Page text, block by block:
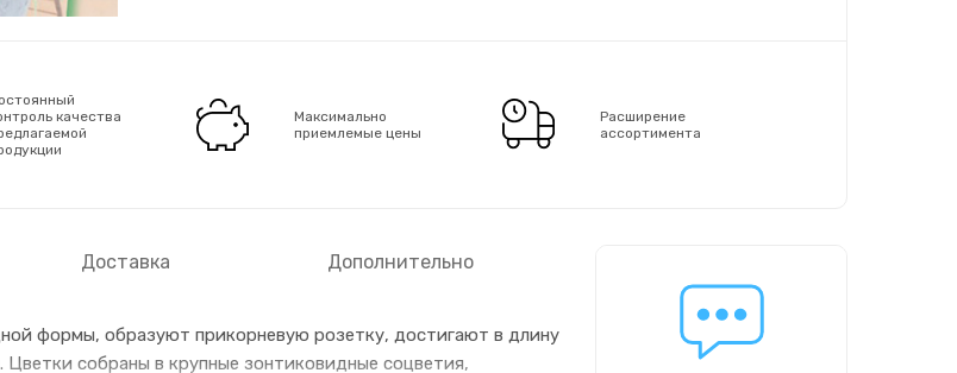
качества
Максимально
приемлемые цены
Расширение
ассортимента
Доставка Дополнительно
формы, образуют прикорневую розетку, достигают в длину
собраны в крупные зонтиковидные соцветия,